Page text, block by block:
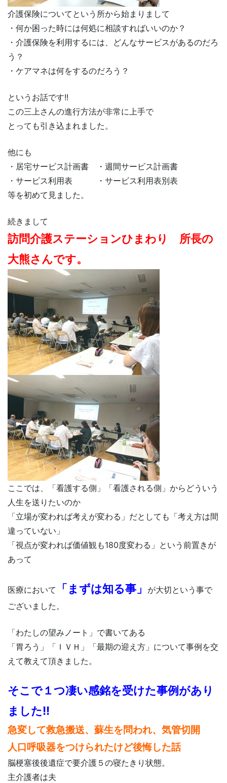
介護保険についてという所から始まりまして
・何か困った時には何処に相談すればいいのか？
・介護保険を利用するには、どんなサービスがあるのだろ
う？
・ケアマネは何をするのだろう？
というお話です!!
この三上さんの進行方法が非常に上手で
とっても引き込まれました。
他にも
・居宅サービス計画書 ・週間サービス計画書
・サービス利用表 ・サービス利用表別表
等を初めて見ました。
続きまして
訪問介護ステーションひまわり 所長の
大熊さんです。
ここでは、「看護する側」「看護される側」からどういう
人生を送りたいのか
「立場が変われば考えが変わる」だとしても「考え方は間
違っていない」
「視点が変われば価値観も180度変わる」という前置きが
あって
医療において 「まずは知る事」
が大切という事で
ございました。
「わたしの望みノート」で書いてある
「胃ろう」「ＩＶＨ」「最期の迎え方」について事例を交
えて教えて頂きました。
そこで１つ凄い感銘を受けた事例があり
ました!!
急変して救急搬送、蘇生を問われ、気管切開
人口呼吸器をつけられたけど後悔した話
脳梗塞後後遺症で要介護５の寝たきり状態。
主介護者は夫